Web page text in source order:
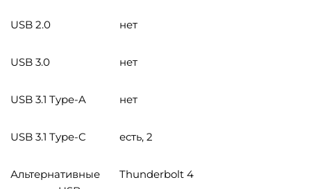
USB 2.0 нет
USB 3.0 нет
USB 3.1 Type-A нет
USB 3.1 Type-C есть, 2
Альтернативные
Thunderbolt 4